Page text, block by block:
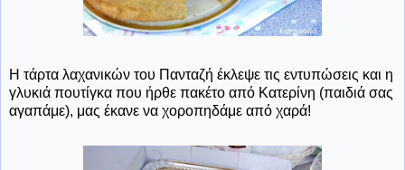
Η τάρτα λαχανικών του Πανταζή έκλεψε τις εντυπώσεις και η
γλυκιά πουτίγκα που ήρθε πακέτο από Κατερίνη (παιδιά σας
αγαπάμε), μας έκανε να χοροπηδάμε από χαρά!